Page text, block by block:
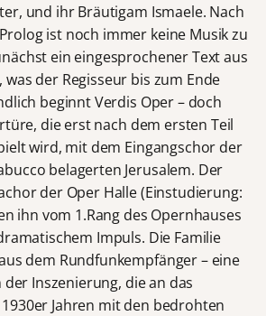
und ihr Bräutigam Ismaele. Nach
ist noch immer keine Musik zu
ein eingesprochener Text aus
was der Regisseur bis zum Ende
beginnt Verdis Oper – doch
die erst nach dem ersten Teil
wird, mit dem Eingangschor der
belagerten Jerusalem. Der
der Oper Halle (Einstudierung:
ihn vom 1.Rang des Opernhauses
Impuls. Die Familie
dem Rundfunkempfänger – eine
Inszenierung, die an das
Jahren mit den bedrohten